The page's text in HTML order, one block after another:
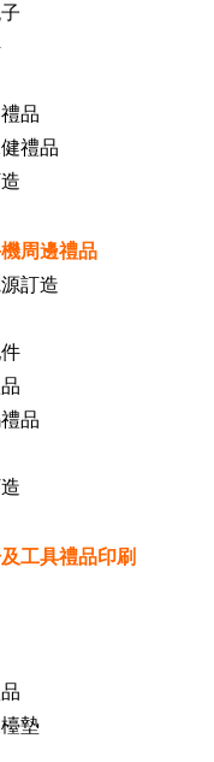
品
禮品
周邊禮品
訂造
品
工具禮品印刷
墊